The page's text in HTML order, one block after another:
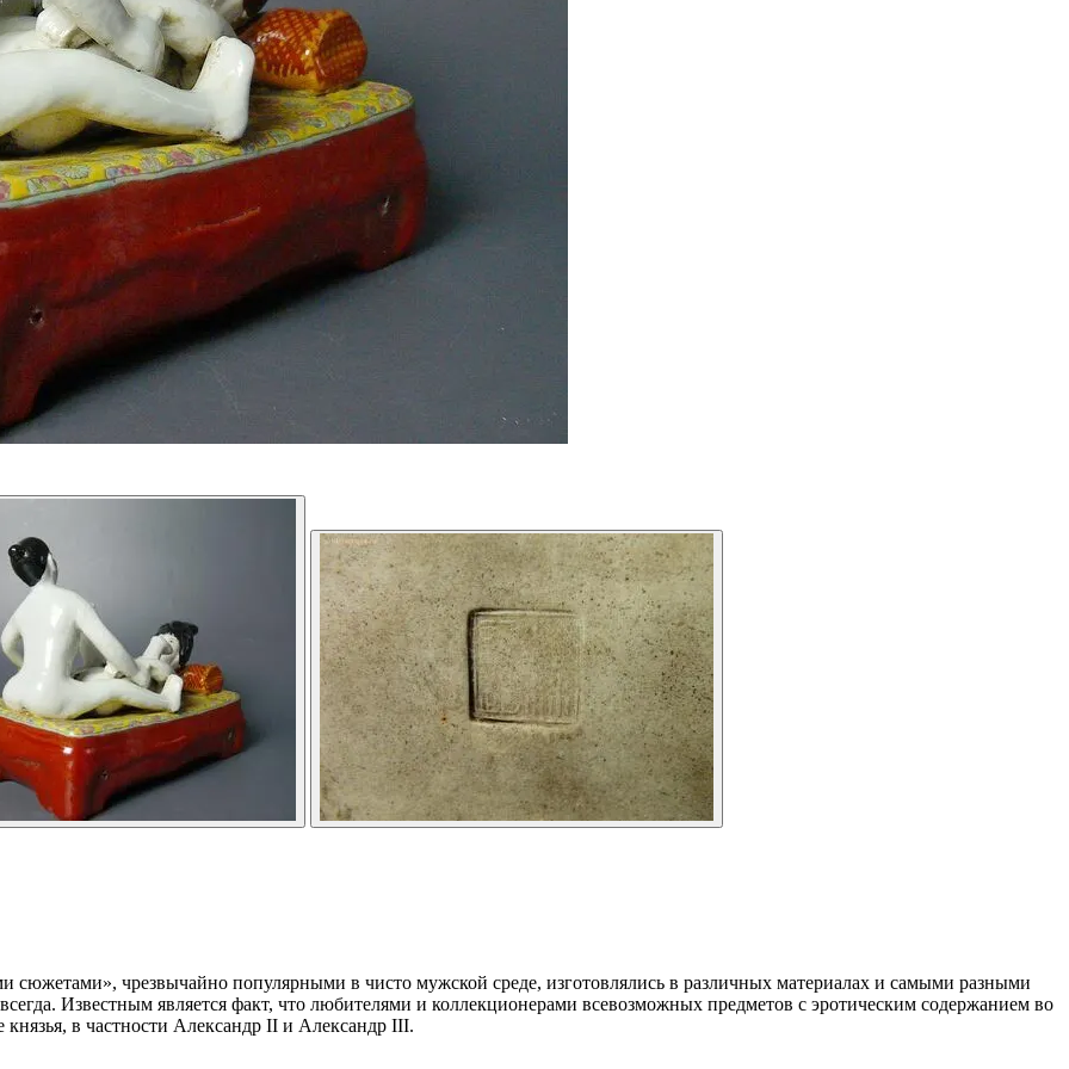
сюжетами», чрезвычайно популярными в чисто мужской среде, изготовлялись в различных материалах и самыми разными
Известным является факт, что любителями и коллекционерами всевозможных предметов с эротическим содержанием во
в частности Александр II и Александр III.